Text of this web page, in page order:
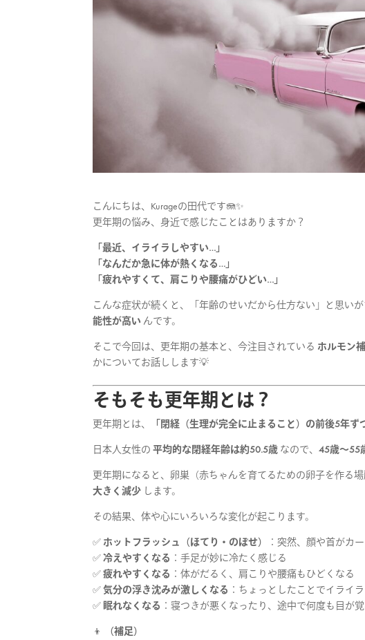
こんにちは、Kurageの田代です🪼✨
更年期の悩み、身近で感じたことはありますか？
「最近、イライラしやすい…」
「なんだか急に体が熱くなる…」
「疲れやすくて、肩こりや腰痛がひどい…」
こんな症状が続くと、「年齢のせいだから仕方ない」と思い
能性が高い んです。
そこで今回は、更年期の基本と、今注目されている ホルモン補
かについてお話しします💡
そもそも更年期とは？
更年期とは、 「閉経（生理が完全に止まること）の前後5年ず
日本人女性の平均的な閉経年齢は約50.5歳 なので、45歳～55
更年期になると、卵巣（赤ちゃんを育てるための卵子を作る
大きく減少 します。
その結果、体や心にいろいろな変化が起こります。
✅ ホットフラッシュ（ほてり・のぼせ）
：突然、顔や首がカ
✅冷えやすくなる ：手足が妙に冷たく感じる
✅疲れやすくなる ：体がだるく、肩こりや腰痛もひどくなる
✅気分の浮き沈みが激しくなる ：ちょっとしたことでイライ
✅ 眠れなくなる ：寝つきが悪くなったり、途中で何度も目が
👦
（補足）